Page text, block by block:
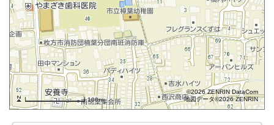
100m
©2026 ZENRIN DataCom
地図データ©2026 ZENRIN